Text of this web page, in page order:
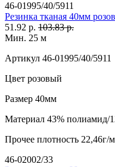
46-01995/40/5911
Резинка тканая 40мм
51.92 р. 103.83 р.
Мин. 25 м
Артикул 46-01995/40/5911
Цвет розовый
Размер 40мм
Материал 43% полиамид/
Прочее плотность 22,46г/
46-02002/33